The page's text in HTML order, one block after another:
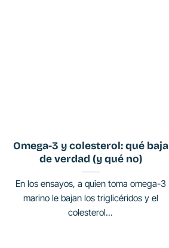
Omega-3 y colesterol: qué baja
de verdad (y qué no)
En los ensayos, a quien toma omega-3
marino le bajan los triglicéridos y el
colesterol...